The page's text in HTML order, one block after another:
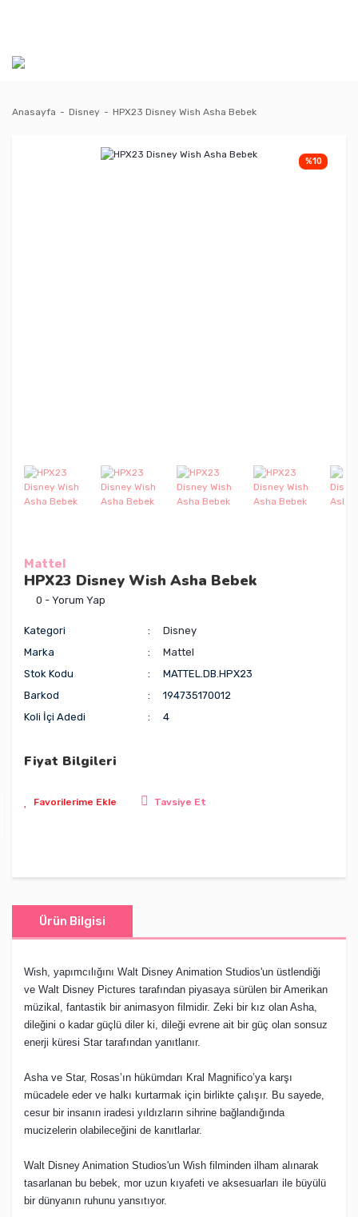
Anasayfa Disney HPX23 Disney Wish Asha Bebek
%10
Mattel
HPX23 Disney Wish Asha Bebek
0 - Yorum Yap
Kategori
Disney
Marka
Mattel
Stok Kodu
MATTEL.DB.HPX23
Barkod
194735170012
Koli İçi Adedi
4
Fiyat Bilgileri
Tavsiye Et
Ürün Bilgisi
Wish, yapımcılığını Walt Disney Animation Studios'un üstlendiği
ve Walt Disney Pictures tarafından piyasaya sürülen bir Amerikan
müzikal, fantastik bir animasyon filmidir. Zeki bir kız olan Asha,
dileğini o kadar güçlü diler ki, dileği evrene ait bir güç olan sonsuz
enerji küresi Star tarafından yanıtlanır.
Asha ve Star, Rosas’ın hükümdarı Kral Magnifico’ya karşı
mücadele eder ve halkı kurtarmak için birlikte çalışır. Bu sayede,
cesur bir insanın iradesi yıldızların sihrine bağlandığında
mucizelerin olabileceğini de kanıtlarlar.
Walt Disney Animation Studios'un Wish filminden ilham alınarak
tasarlanan bu bebek, mor uzun kıyafeti ve aksesuarları ile büyülü
bir dünyanın ruhunu yansıtıyor.